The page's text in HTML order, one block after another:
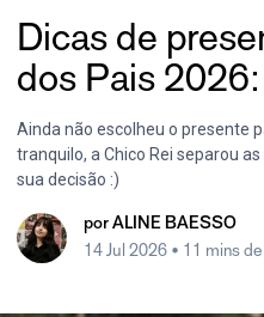
Dicas de
dos Pais
Ainda não escolheu o presente
tranquilo, a Chico Rei separou
sua decisão :)
por ALINE BAESSO
14 Jul 2026 • 11 mins